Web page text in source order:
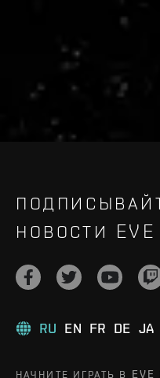
live.evetech.net/api/v1
НОВОСТИ EVE
RU EN FR DE JA
НАЧНИТЕ ИГРАТЬ В EVE